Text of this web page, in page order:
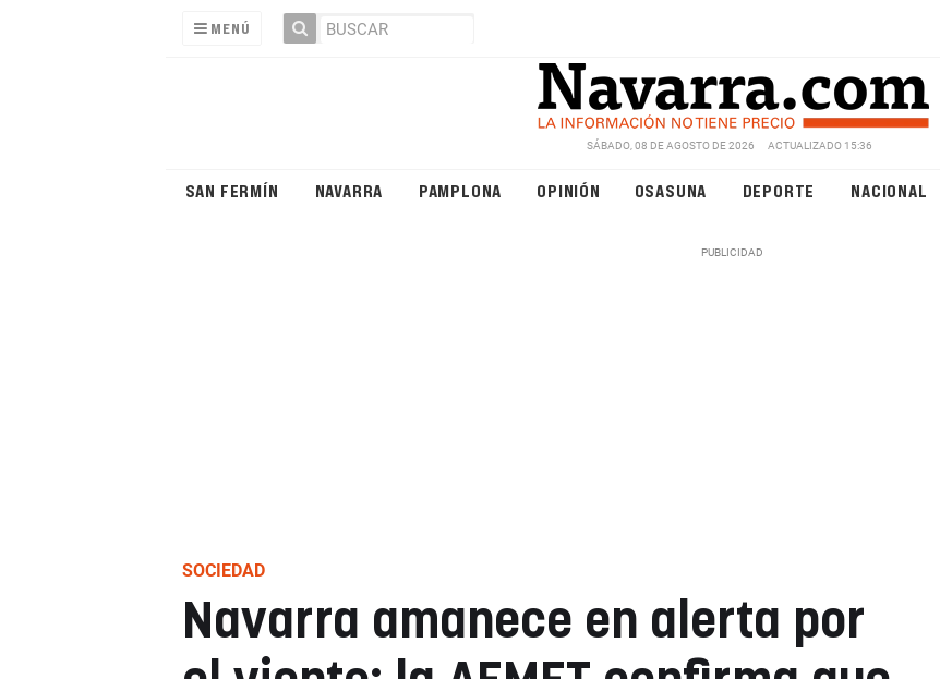
MENÚ
SÁBADO, 08 DE AGOSTO DE 2026 ACTUALIZADO 15:36
SAN FERMÍN NAVARRA PAMPLONA OPINIÓN OSASUNA DEPORTE NACIONAL
SOCIEDAD
Navarra amanece en alerta por